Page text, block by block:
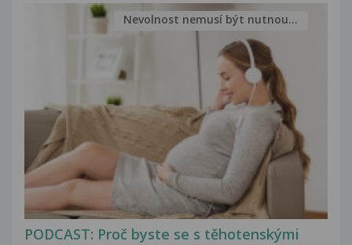
PODCAST: Proč byste se s těhotenskými
Nevolnost nemusí být nutnou...